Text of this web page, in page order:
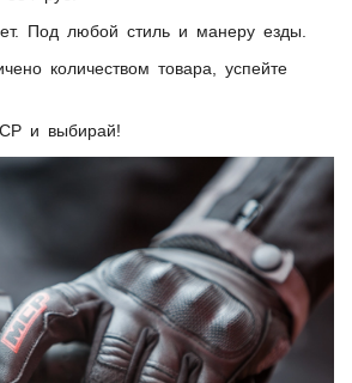
Под любой стиль и манеру езды.
количеством товара, успейте
и выбирай!